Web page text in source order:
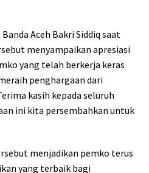
Aceh Bakri Siddiq saat
menyampaikan apresiasi
yang telah berkerja keras
penghargaan dari
kasih kepada seluruh
ini kita persembahkan untuk
menjadikan pemko terus
yang terbaik bagi